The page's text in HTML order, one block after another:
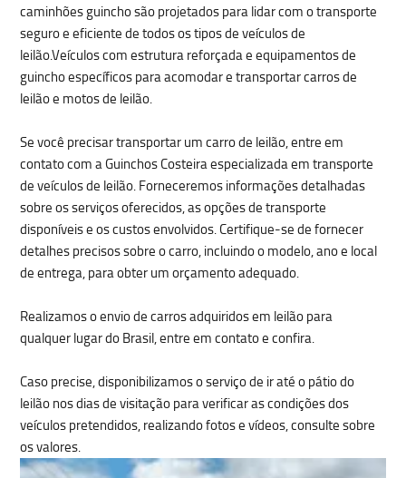
caminhões guincho são projetados para lidar com o transporte
seguro e eficiente de todos os tipos de veículos de
leilão.Veículos com estrutura reforçada e equipamentos de
guincho específicos para acomodar e transportar carros de
leilão e motos de leilão.
Se você precisar transportar um carro de leilão, entre em
contato com a Guinchos Costeira especializada em transporte
de veículos de leilão. Forneceremos informações detalhadas
sobre os serviços oferecidos, as opções de transporte
disponíveis e os custos envolvidos. Certifique-se de fornecer
detalhes precisos sobre o carro, incluindo o modelo, ano e local
de entrega, para obter um orçamento adequado.
Realizamos o envio de carros adquiridos em leilão para
qualquer lugar do Brasil, entre em contato e confira.
Caso precise, disponibilizamos o serviço de ir até o pátio do
leilão nos dias de visitação para verificar as condições dos
veículos pretendidos, realizando fotos e vídeos, consulte sobre
os valores.